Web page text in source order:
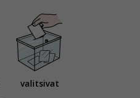
valitsivat